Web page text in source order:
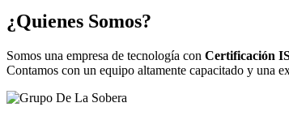
¿Quienes Somos?
Somos una empresa de tecnología con Certificación
Contamos con un equipo altamente capacitado y una